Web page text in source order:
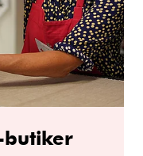
butiker